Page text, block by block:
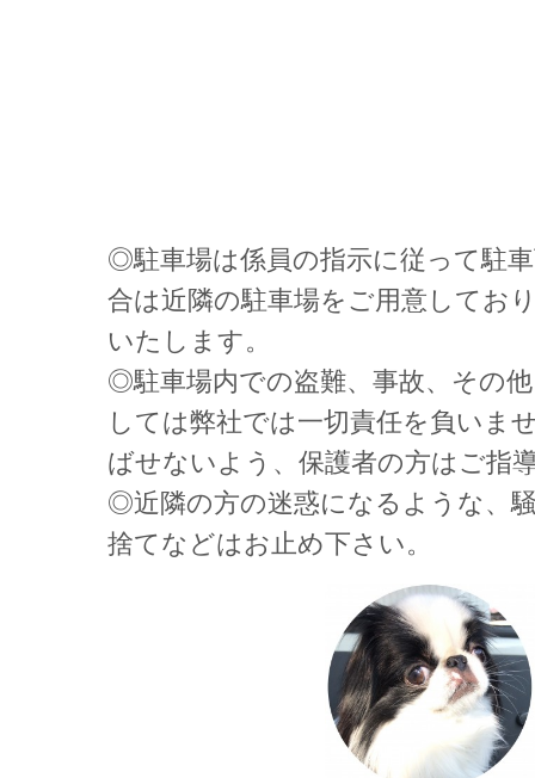
◎駐車場は係員の指示に従って駐
合は近隣の駐車場をご用意してお
いたします。
◎駐車場内での盗難、事故、その
しては弊社では一切責任を負いま
ばせないよう、保護者の方はご指
◎近隣の方の迷惑になるような、
捨てなどはお止め下さい。